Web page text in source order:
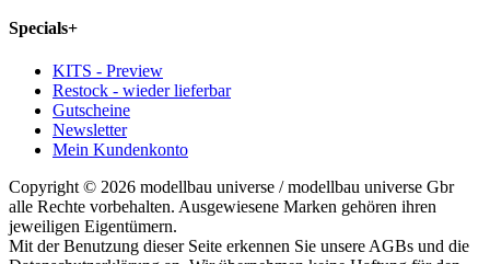
Specials+
KITS - Preview
Restock - wieder lieferbar
Gutscheine
Newsletter
Mein Kundenkonto
Copyright © 2026 modellbau universe / modellbau universe Gbr
alle Rechte vorbehalten. Ausgewiesene Marken gehören ihren
jeweiligen Eigentümern.
Mit der Benutzung dieser Seite erkennen Sie unsere AGBs und die